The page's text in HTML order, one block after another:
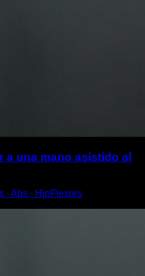
a una mano asistido al
∙ Abs ∙ HipFlexors